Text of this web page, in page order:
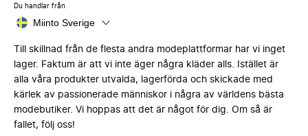
Du handlar från
Miinto Sverige
Till skillnad från de flesta andra modeplattformar har vi inget
lager. Faktum är att vi inte äger några kläder alls. Istället är
alla våra produkter utvalda, lagerförda och skickade med
kärlek av passionerade människor i några av världens bästa
modebutiker. Vi hoppas att det är något för dig. Om så är
fallet, följ oss!